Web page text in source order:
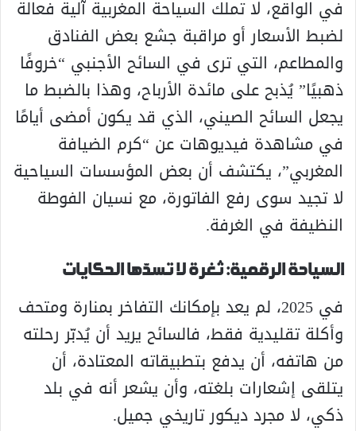
في الواقع، لا تملك السياحة المغربية آلية فعالة
لضبط الأسعار أو مراقبة جشع بعض الفنادق
والمطاعم، التي ترى في السائح الأجنبي “خروفًا
ذهبيًا” يُذبح على مائدة الأرباح، وهذا بالضبط ما
يجعل السائح الصيني، الذي قد يكون أمضى أيامًا
في مشاهدة فيديوهات عن “كرم الضيافة
المغربي”، يكتشف أن بعض المؤسسات السياحية
لا تجيد سوى رفع الفاتورة، مع نسيان الفوطة
النظيفة في الغرفة.
السياحة الرقمية: ثغرة لا تسدّها الحكايات
في 2025، لم يعد بإمكانك التفاخر بمنارة ومتحف
وأكلة تقليدية فقط، فالسائح يريد أن يُدبّر رحلته
من هاتفه، أن يدفع بتطبيقاته المعتادة، أن
يتلقى إشعارات بلغته، وأن يشعر أنه في بلد
ذكي، لا مجرد ديكور تاريخي جميل.